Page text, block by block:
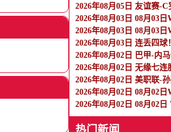
热门新闻